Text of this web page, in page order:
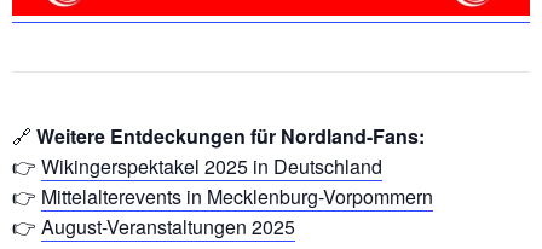
🔗 Weitere Entdeckungen für Nordland-Fans:
👉 Wikingerspektakel 2025 in Deutschland
👉 Mittelalterevents in Mecklenburg-Vorpommern
👉 August-Veranstaltungen 2025